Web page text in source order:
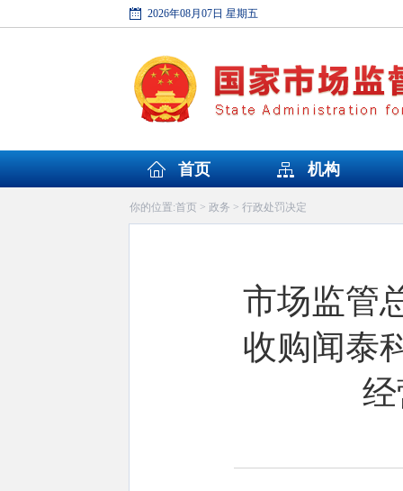
2026年08月07日 星期五
首页 机构
你的位置:首页> 政务 > 行政处罚决定
市场监管
收购闻泰